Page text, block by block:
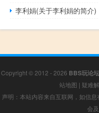
李利娟(关于李利娟的简介)
Copyright © 2012 - 2026 BBS玩论坛
站地图 | 疑难
声明：本站内容来自互联网，如信
会